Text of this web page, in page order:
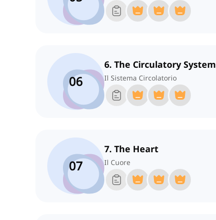
06
6. The Circulatory System
Il Sistema Circolatorio
07
7. The Heart
Il Cuore